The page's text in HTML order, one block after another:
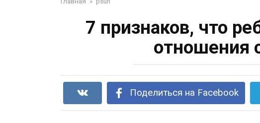
7 признаков, что
отношения
Поделиться на Facebook